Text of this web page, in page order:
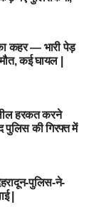
कहर — भारी पेड़
कई घायल |
हरकत करने
पुलिस की गिरफ्त में
पुलिस-ने-
|